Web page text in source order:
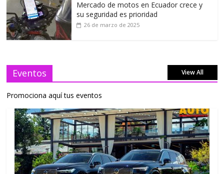
Mercado de motos en Ecuador crece y
su seguridad es prioridad
26 de marzo de 2025
Eventos View All
Promociona aquí tus eventos